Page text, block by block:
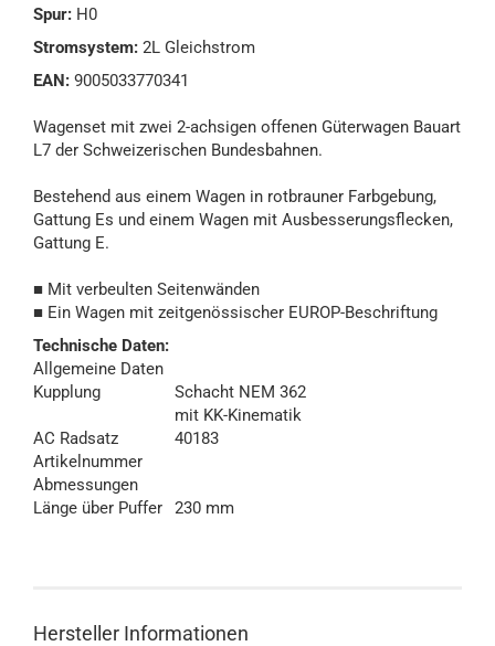
Spur: H0
Stromsystem: 2L Gleichstrom
EAN: 9005033770341
Wagenset mit zwei 2-achsigen offenen Güterwagen Bauart
L7 der Schweizerischen Bundesbahnen.
Bestehend aus einem Wagen in rotbrauner Farbgebung,
Gattung Es und einem Wagen mit Ausbesserungsflecken,
Gattung E.
■ Mit verbeulten Seitenwänden
■ Ein Wagen mit zeitgenössischer EUROP-Beschriftung
Technische Daten:
Allgemeine Daten
Kupplung
Schacht NEM 362
mit KK-Kinematik
AC Radsatz
Artikelnummer
40183
Abmessungen
Länge über Puffer
230 mm
Hersteller Informationen